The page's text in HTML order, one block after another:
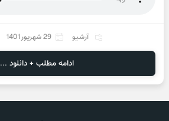
آرشیو 29 شهریور 1401
ادامه مطلب + دانلود ...